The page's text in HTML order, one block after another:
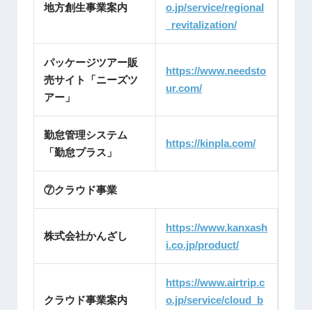
地方創生事業案内
o.jp/service/regional
_revitalization/
パッケージツアー販
売サイト「ニーズツ
アー」
https://www.needsto
ur.com/
勤怠管理システム
「勤怠プラス」
https://kinpla.com/
⑦クラウド事業
株式会社かんざし
https://www.kanxash
i.co.jp/product/
クラウド事業案内
https://www.airtrip.c
o.jp/service/cloud_b